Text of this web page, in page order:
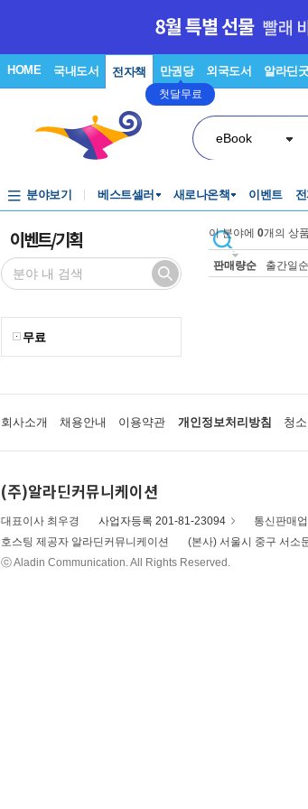
HOME 국내도서 전자책 만권당
첫달무료
외국도서 알라딘
eBook
분야보기 베스트셀러 새로나온책 이벤트
이벤트/기획
무료
이 분야에 0개의 상
판매량순 출간일순
회사소개 채용안내 이용약관 개인정보처리방침 청
(주)알라딘커뮤니케이션
대표이사 최우경 사업자등록 201-81-23094 통신판매
호스팅 제공자 알라딘커뮤니케이션
(본사) 서울시 중구 서소
ⓒ Aladin Communication. All Rights Reserved.